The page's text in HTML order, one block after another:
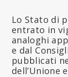
Lo Stato di
entrato in
analoghi
e dal
pubblicati
dell’Unione